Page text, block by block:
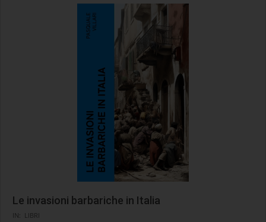
Le invasioni barbariche in Italia
2026-
IN: LIBRI